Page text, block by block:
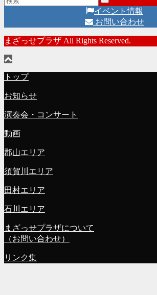
イベント情報
お問い合わせ
まざっせプラザ All Rights Reserved.
トップ
お知らせ
演奏会・コンサート
動画
郡山エリア
須賀川エリア
田村エリア
石川エリア
まざっせプラザについて
（お問い合わせ）
リンク集